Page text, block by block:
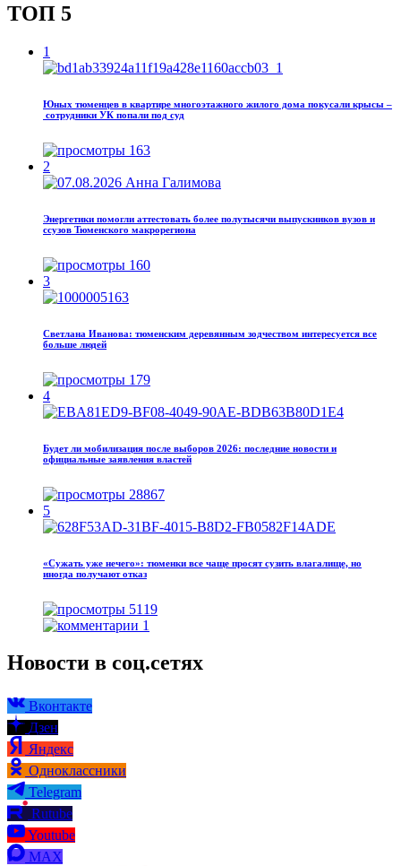
ТОП 5
1
Юных тюменцев в квартире многоэтажного жилого дома покусали крысы –
сотрудники УК попали под суд
163
2
Энергетики помогли аттестовать более полутысячи выпускников вузов и
ссузов Тюменского макрорегиона
160
3
Светлана Иванова: тюменским деревянным зодчеством интересуется все
больше людей
179
4
Будет ли мобилизация после выборов 2026: последние новости и
официальные заявления властей
28867
5
«Сужать уже нечего»: тюменки все чаще просят сузить влагалище, но
иногда получают отказ
5119
1
Новости в соц.сетях
Вконтакте
Дзен
Яндекс
Одноклассники
Telegram
Rutube
Youtube
MAX